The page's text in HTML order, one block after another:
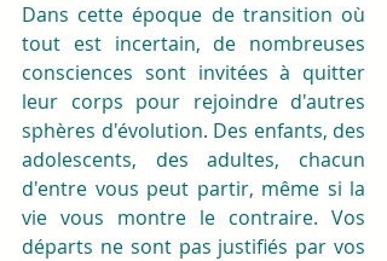
Dans cette époque de transition où
tout est incertain, de nombreuses
consciences sont invitées à quitter
leur corps pour rejoindre d'autres
sphères d'évolution. Des enfants, des
adolescents, des adultes, chacun
d'entre vous peut partir, même si la
vie vous montre le contraire. Vos
départs ne sont pas justifiés par vos